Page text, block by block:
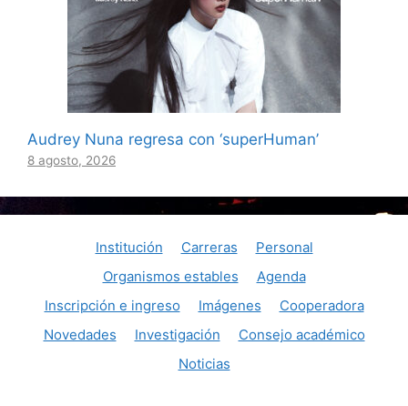
Audrey Nuna regresa con ‘superHuman’
8 agosto, 2026
Institución Carreras
Personal
Organismos estables
Agenda
Inscripción e ingreso
Imágenes
Cooperadora
Novedades
Investigación
Consejo académico
Noticias